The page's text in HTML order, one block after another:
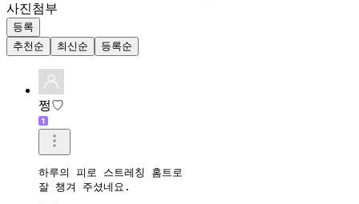
사진첨부
등록
추천순
최신순 등록순
쩡♡
하루의 피로 스트레칭 홈트로
잘 챙겨 주셨네요.